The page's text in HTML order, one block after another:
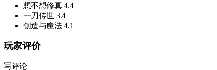
想不想修真 4.4
一刀传世 3.4
创造与魔法 4.1
玩家评价
写评论